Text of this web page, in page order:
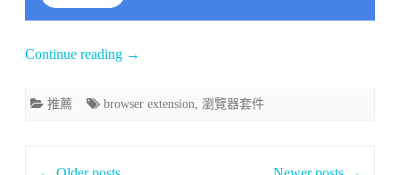
結
Continue reading →
推薦 browser extension 瀏覽器套件